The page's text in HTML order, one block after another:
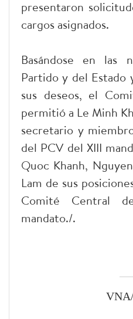
presentaron
cargos asignados.
Basándose en las
Partido y del
sus deseos, el
permitió a Le Minh
secretario y
del PCV del XIII
Quoc Khanh,
Lam de sus
Comité Central
mandato./.